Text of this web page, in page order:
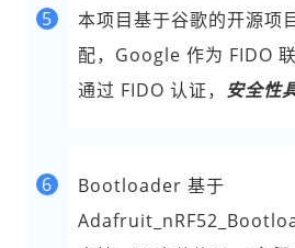
5
本项目基于谷歌的开源项
配，Google 作为 FIDO
通过 FIDO 认证， 安全性
6
Bootloader 基于